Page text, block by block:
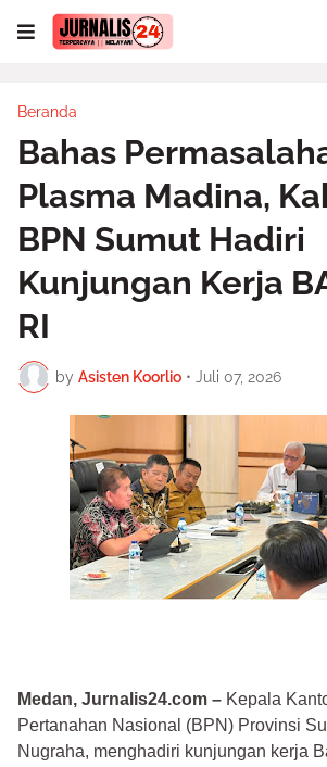
Beranda
Bahas
Plasma Madina,
BPN Sumut Hadiri
Kunjungan Kerja
RI
by Asisten Koorlio • Juli 07, 2026
Medan, Jurnalis24.com – Kepala
Pertanahan Nasional (BPN) Provinsi
Nugraha, menghadiri kunjungan kerja